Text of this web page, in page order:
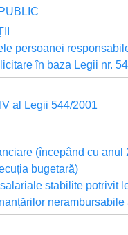
persoanei
în baza Legii nr.
al Legii 544/2001
(începând cu anul
bugetară)
stabilite potrivit